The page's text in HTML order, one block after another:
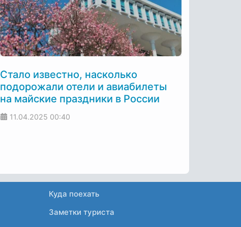
Стало известно, насколько
подорожали отели и авиабилеты
на майские праздники в России
11.04.2025 00:40
Куда поехать
Заметки туриста